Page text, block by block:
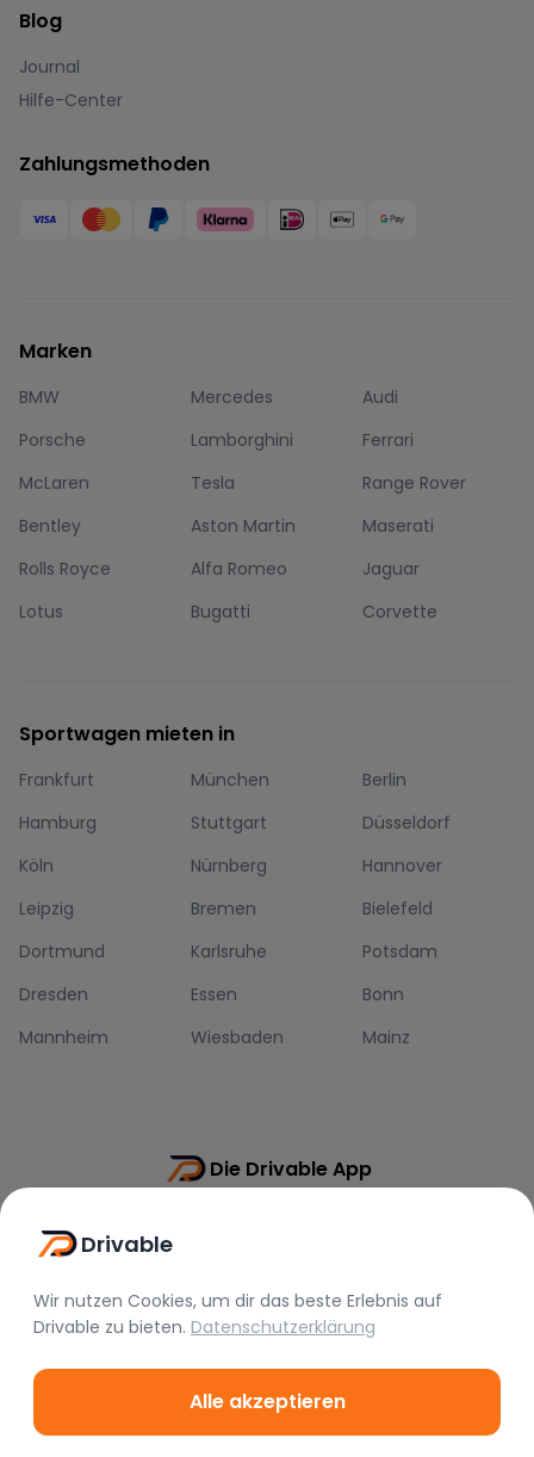
Blog
Journal
Hilfe-Center
Zahlungsmethoden
Marken
BMW Mercedes
Audi
Porsche
Lamborghini
Ferrari
McLaren
Tesla
Range Rover
Bentley
Aston Martin
Maserati
Rolls Royce
Alfa Romeo
Jaguar
Lotus
Bugatti Corvette
Sportwagen mieten in
Frankfurt München
Berlin
Hamburg
Stuttgart
Düsseldorf
Köln
Nürnberg
Hannover
Leipzig
Bremen
Bielefeld
Dortmund
Karlsruhe
Potsdam
Dresden
Essen
Bonn
Mannheim
Wiesbaden Mainz
Die Drivable App
©2026Drivable.Alle Rechte vorbehalten.
Drivable
Wir nutzen Cookies, um dir das beste Erlebnis auf
Drivable zu bieten. Datenschutzerklärung
Alle akzeptieren